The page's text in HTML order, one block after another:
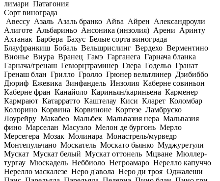
лимари Патагония
Сорт винограда
Авессу Азаль Азаль бранко Айва Айрен Александроули
Алиготе Альбариньо Ансоника (инзолия) Арени Аринту
Ахтанак Барбера Бахус Белые сорта винограда
Блауфранкиш Бобаль Вельшрислинг Вердехо Верментино
Вионье Виура Вранец Гамэ Гарганега Гарнача бланка
Гарнача/гренаш Гевюрцтраминер Глера Годельо Гранат
Гренаш блан Грилло Гролло Грюнер вельтлинер Дзибиббо
Дюриф Ежевика Зинфандель Инзолия Каберне совиньон
Каберне фран Канайоло Кариньян/кариньена Карменер
Кармрают Катарратто Каштелау Киси Кларет Коломбар
Колорино Корвина Корвиноне Кортезе Ламбруско
Лоурейру Макабео Мальбек Мальвазия нера Мальвазия
фино Марселан Масуэло Мелон де бургонь Мерло
Мерсегера Мозак Молинара Монастрель/мурведр
Монтепульчано Москатель Москато бьянко Муджуретули
Мускат Мускат белый Мускат оттонель Мцване Мюллер-
тургау Мюскадель Неббиоло Негроамаро Нерелло капуччо
Нерелло маскалезе Неро д'авола Неро ди троя Оджалеши